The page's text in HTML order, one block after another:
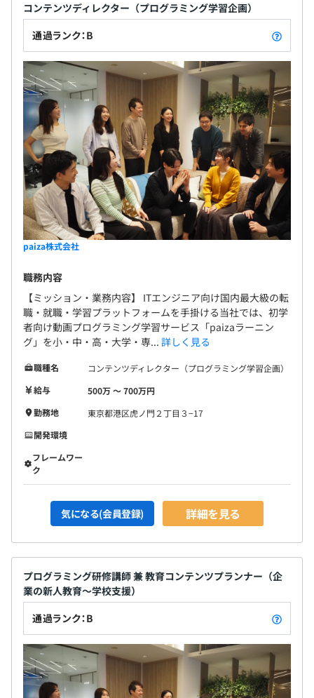
コンテンツディレクター（プログラミング学習企画）
通過ランク：B
paiza株式会社
職務内容
【ミッション・業務内容】 ITエンジニア向け国内最大級の転
職・就職・学習プラットフォームを手掛ける当社では、初学
者向け動画プログラミング学習サービス「paizaラーニン
グ」を小・中・高・大学・専... 詳しく見る
職種名
コンテンツディレクター（プログラミング学習企画）
給与
500万 〜 700万円
勤務地
東京都港区虎ノ門２丁目３−17
開発環境
フレームワー
ク
気になる(会員登録) 詳細を見る
プログラミング研修講師 兼 教育コンテンツプランナー（企
業の新人教育〜学校支援）
通過ランク：B